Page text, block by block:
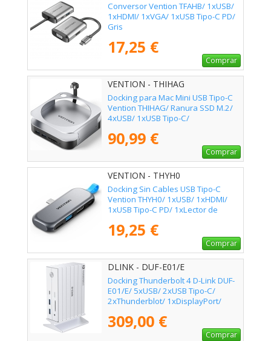
Conversor Vention TFAHB/ 1xUSB/
1xHDMI/ 1xVGA/ 1xUSB Tipo-C PD/
Gris
17,25 €
Comprar
VENTION - THIHAG
Docking para Mac Mini USB Tipo-C
Vention THIHAG/ Ranura SSD M.2/
4xUSB/ 1xUSB Tipo-C/
Tarjetas/ 1xJack 3.5mm
90,99 €
Comprar
VENTION - THYH0
Docking Sin Cables USB Tipo-C
Vention THYH0/ 1xUSB/ 1xHDMI/
1xUSB Tipo-C PD/ 1xLector de
19,25 €
Comprar
DLINK - DUF-E01/E
Docking Thunderbolt 4 D-Link DUF-
E01/E/ 5xUSB/ 2xUSB Tipo-C/
2xThunderblot/ 1xDisplayPort/
1xLector de Tarjetas/ Blanco
309,00 €
Comprar